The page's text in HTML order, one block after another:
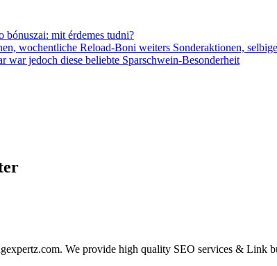
mit érdemes tudni?
wochentliche Reload-Boni weiters Sonderaktionen,
war jedoch diese beliebte Sparschwein-Besonderheit
We provide high quality SEO services & Link